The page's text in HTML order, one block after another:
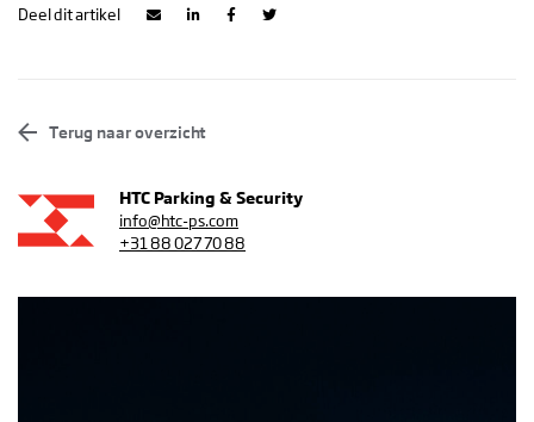
Deel dit artikel
Terug naar overzicht
HTC Parking & Security
info@htc-ps.com
+31 88 027 70 88